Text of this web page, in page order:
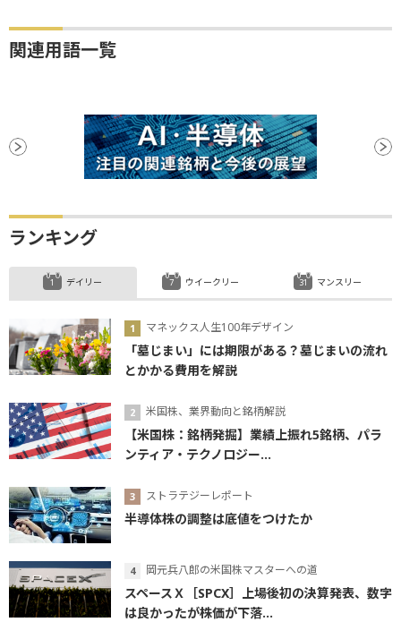
関連用語一覧
ランキング
デイリー
マネックス人生100年デザイン
「墓じまい」には期限がある？墓じまいの流れ
とかかる費用を解説
米国株、業界動向と銘柄解説
【米国株：銘柄発掘】業績上振れ5銘柄、パラ
ンティア・テクノロジー...
ストラテジーレポート
半導体株の調整は底値をつけたか
岡元兵八郎の米国株マスターへの道
スペースＸ［SPCX］上場後初の決算発表、数字
は良かったが株価が下落...
ウイークリー マンスリー